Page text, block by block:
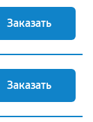
Заказать
Заказать